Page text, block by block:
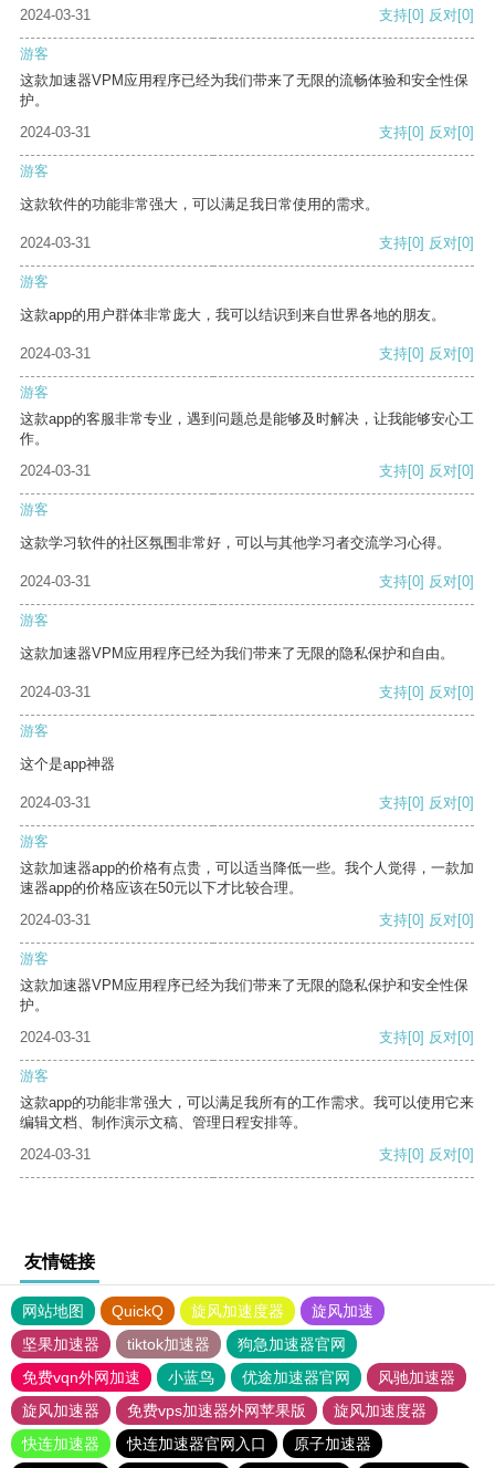
2024-03-31 支持[0] 反对[0]
游客
这款加速器VPM应用程序已经为我们带来了无限的流畅体验和安全性保
护。
2024-03-31
支持[0] 反对[0]
游客
这款软件的功能非常强大，可以满足我日常使用的需求。
2024-03-31 支持[0] 反对[0]
游客
这款app的用户群体非常庞大，我可以结识到来自世界各地的朋友。
2024-03-31 支持[0] 反对[0]
游客
这款app的客服非常专业，遇到问题总是能够及时解决，让我能够安心工
作。
2024-03-31
支持[0] 反对[0]
游客
这款学习软件的社区氛围非常好，可以与其他学习者交流学习心得。
2024-03-31 支持[0] 反对[0]
游客
这款加速器VPM应用程序已经为我们带来了无限的隐私保护和自由。
2024-03-31 支持[0] 反对[0]
游客
这个是app神器
2024-03-31 支持[0] 反对[0]
游客
这款加速器app的价格有点贵，可以适当降低一些。我个人觉得，一款加
速器app的价格应该在50元以下才比较合理。
2024-03-31
支持[0] 反对[0]
游客
这款加速器VPM应用程序已经为我们带来了无限的隐私保护和安全性保
护。
2024-03-31
支持[0] 反对[0]
游客
这款app的功能非常强大，可以满足我所有的工作需求。我可以使用它来
编辑文档、制作演示文稿、管理日程安排等。
2024-03-31
支持[0] 反对[0]
友情链接
网站地图 QuickQ 旋风加速度器
旋风加速
坚果加速器
tiktok加速器
狗急加速器官网
免费vqn外网加速
小蓝鸟 优途加速器官网
风驰加速器
旋风加速器
免费vps加速器外网苹果版
旋风加速度器
快连加速器
快连加速器官网入口 原子加速器